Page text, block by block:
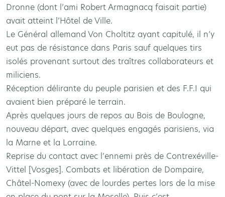
Dronne (dont l’ami Robert Armagnacq faisait partie)
avait atteint l’Hôtel de Ville.
Le Général allemand Von Choltitz ayant capitulé, il n’y
eut pas de résistance dans Paris sauf quelques tirs
isolés provenant surtout des traîtres collaborateurs et
miliciens.
Réception délirante du peuple parisien et des F.F.I qui
avaient bien préparé le terrain.
Après quelques jours de repos au Bois de Boulogne,
nouveau départ, avec quelques engagés parisiens, via
la Marne et la Lorraine.
Reprise du contact avec l’ennemi près de Contrexéville-
Vittel [Vosges]. Combats et libération de Dompaire,
Châtel-Nomexy (avec de lourdes pertes lors de la mise